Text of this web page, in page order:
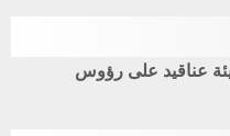
عناقيد على رؤوس